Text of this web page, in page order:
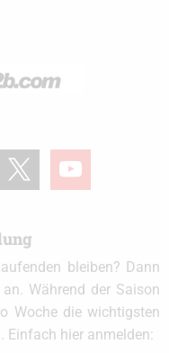
youtube
bleiben? Dann
Während der Saison
Woche die wichtigsten
Einfach hier anmelden: